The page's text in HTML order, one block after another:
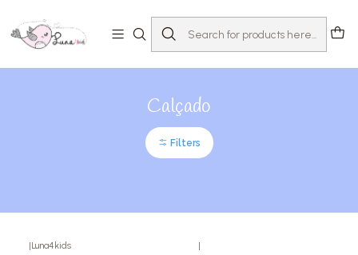
Loja Acessórios Calçado
Calçado
Filters
|Luna4kids |